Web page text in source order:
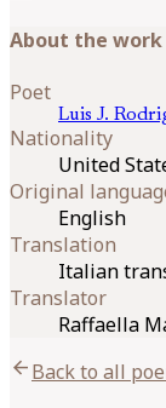
About the work
Poet
Luis J.
Nationality
United
Original
English
Translation
Italian
Translator
Raffaella
arrow_backBack to all